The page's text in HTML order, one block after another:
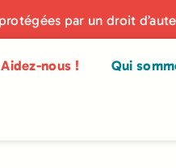
par un droit
Aidez-nous ! Qui